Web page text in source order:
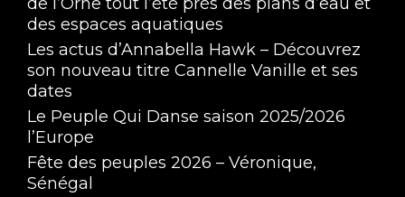
340 m/s - Violette Prévost, la pianiste rouge
Mar 31, 2023 • 30:59
des espaces aquatiques
Les actus d’Annabella Hawk – Découvrez
son nouveau titre Cannelle Vanille et ses
dates
Le Peuple Qui Danse saison 2025/2026
l’Europe
Fête des peuples 2026 – Véronique,
Sénégal